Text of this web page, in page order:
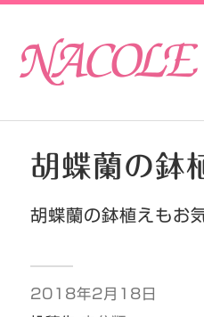
胡蝶蘭の鉢
胡蝶蘭の鉢植えもお
2018年2月18日